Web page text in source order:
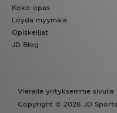
Koko-opas
Löydä myymälä
Opiskelijat
JD Blog
Vieraile yrityksemme sivulla
Copyright © 2026 JD